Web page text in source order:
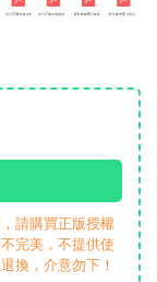
請購買正版授權
完美，不提供使
換，介意勿下！